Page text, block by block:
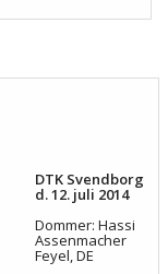
DTK Svendborg
d. 12. juli 2014
Dommer: Hassi
Assenmacher
Feyel, DE